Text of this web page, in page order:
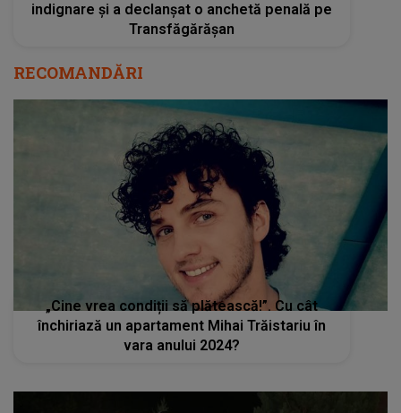
indignare și a declanșat o anchetă penală pe
Transfăgărășan
RECOMANDĂRI
„Cine vrea condiții să plătească!”. Cu cât
închiriază un apartament Mihai Trăistariu în
vara anului 2024?